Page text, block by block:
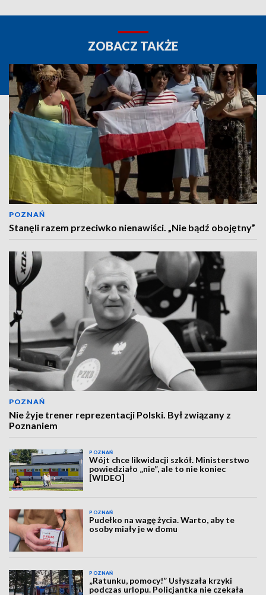
ZOBACZ TAKŻE
POZNAŃ
Stanęli razem przeciwko nienawiści. „Nie bądź obojętny”
POZNAŃ
Nie żyje trener reprezentacji Polski. Był związany z
Poznaniem
POZNAŃ
Wójt chce likwidacji szkół. Ministerstwo
powiedziało „nie”, ale to nie koniec
[WIDEO]
POZNAŃ
Pudełko na wagę życia. Warto, aby te
osoby miały je w domu
POZNAŃ
„Ratunku, pomocy!” Usłyszała krzyki
podczas urlopu. Policjantka nie czekała